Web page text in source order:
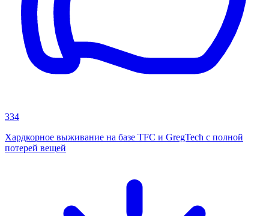
334
Хардкорное выживание на базе TFC и GregTech с полной
потерей вещей